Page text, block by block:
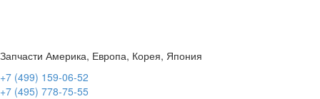
Запчасти Америка, Европа, Корея, Япония
+7 (499) 159-06-52
+7 (495) 778-75-55